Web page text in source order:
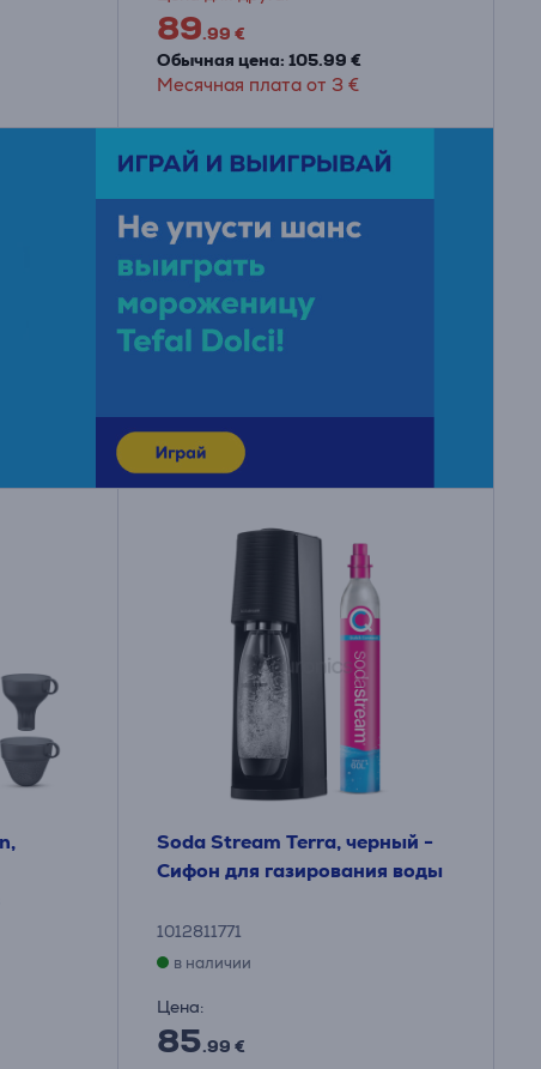
89.99 €
Обычная цена: 105.99 €
Месячная плата от 3 €
Soda Stream Terra, черный -
Сифон для газирования воды
1012811771
в наличии
Цена:
85.99 €